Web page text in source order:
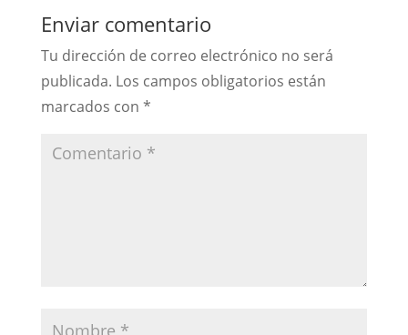
Enviar comentario
Tu dirección de correo electrónico no será
publicada. Los campos obligatorios están
marcados con *